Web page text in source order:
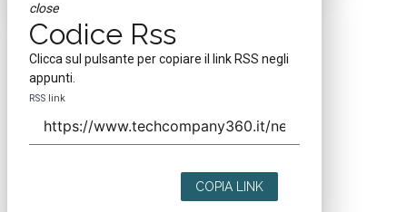
close
Codice Rss
Clicca sul pulsante per copiare il link RSS negli
appunti.
RSS link
COPIA LINK